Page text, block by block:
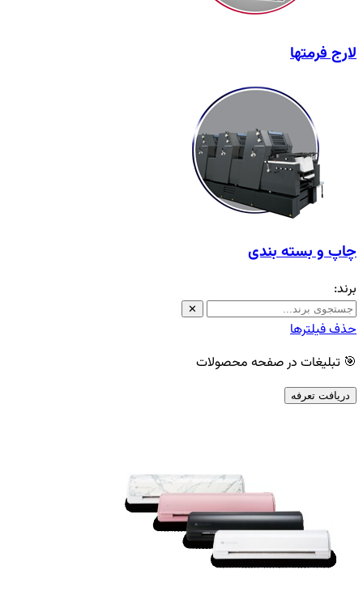
لارج فرمتها
چاپ و بسته بندی
برند:
✕
حذف فیلترها
🎯 تبلیغات در صفحه محصولات
دریافت تعرفه